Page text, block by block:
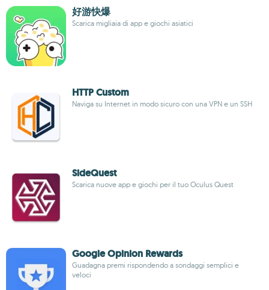
好游快爆
Scarica migliaia di app e giochi asiatici
HTTP Custom
Naviga su Internet in modo sicuro con una VPN e un SSH
SideQuest
Scarica nuove app e giochi per il tuo Oculus Quest
Google Opinion Rewards
Guadagna premi rispondendo a sondaggi semplici e
veloci